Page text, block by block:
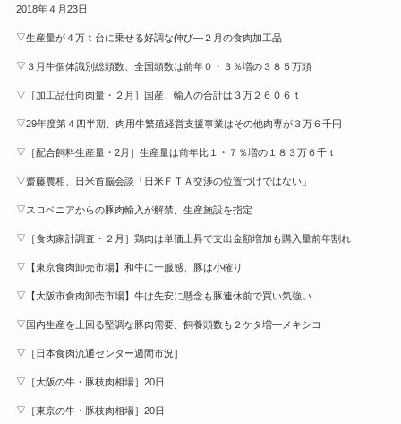
2018年４月23日
▽生産量が４万ｔ台に乗せる好調な伸び—２月の食肉加工品
▽３月牛個体識別総頭数、全国頭数は前年０・３％増の３８５万頭
▽［加工品仕向肉量・２月］国産、輸入の合計は３万２６０６ｔ
▽29年度第４四半期、肉用牛繁殖経営支援事業はその他肉専が３万６千円
▽［配合飼料生産量・2月］生産量は前年比１・７％増の１８３万６千ｔ
▽齋藤農相、日米首脳会談「日米ＦＴＡ交渉の位置づけではない」
▽スロベニアからの豚肉輸入が解禁、生産施設を指定
▽［食肉家計調査・２月］鶏肉は単価上昇で支出金額増加も購入量前年割れ
▽【東京食肉卸売市場】和牛に一服感、豚は小確り
▽【大阪市食肉卸売市場】牛は先安に懸念も豚連休前で買い気強い
▽国内生産を上回る堅調な豚肉需要、飼養頭数も２ケタ増—メキシコ
▽［日本食肉流通センター週間市況］
▽［大阪の牛・豚枝肉相場］20日
▽［東京の牛・豚枝肉相場］20日